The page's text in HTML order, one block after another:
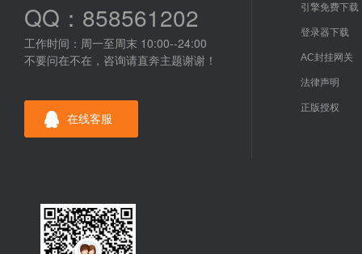
QQ：858561202
工作时间：周一至周末 10:00--24:00
不要问在不在，咨询请直奔主题谢谢！
在线客服
引擎免费下载
登录器下载
AC封挂网关
法律声明
正版授权